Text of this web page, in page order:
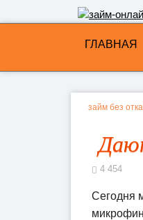
ГЛАВНАЯ
займ без
4 454
Сегодня